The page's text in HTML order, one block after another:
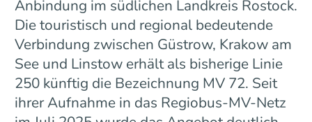
Anbindung im südlichen Landkreis Rostock.
Die touristisch und regional bedeutende
Verbindung zwischen Güstrow, Krakow am
See und Linstow erhält als bisherige Linie
250 künftig die Bezeichnung MV 72. Seit
ihrer Aufnahme in das Regiobus-MV-Netz